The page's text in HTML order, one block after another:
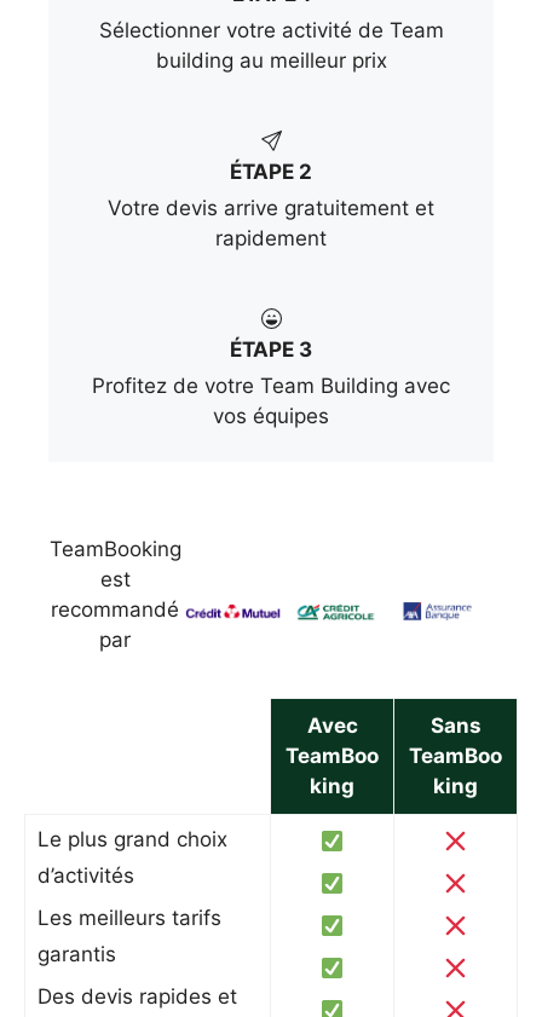
Sélectionner votre activité de Team
building au meilleur prix
ÉTAPE 2
Votre devis arrive gratuitement et
rapidement
ÉTAPE 3
Profitez de votre Team Building avec
vos équipes
TeamBooking
est
recommandé
par
Avec
TeamBoo
king
Sans
TeamBoo
king
Le plus grand choix
d’activités
Les meilleurs tarifs
garantis
Des devis rapides et